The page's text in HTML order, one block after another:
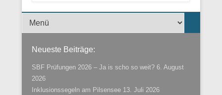
Menü der Fußzeile
Neueste Beiträge:
SBF Prüfungen 2026 – Ja is scho so weit? 6. August
2026
Inklusionssegeln am Pilsensee 13. Juli 2026